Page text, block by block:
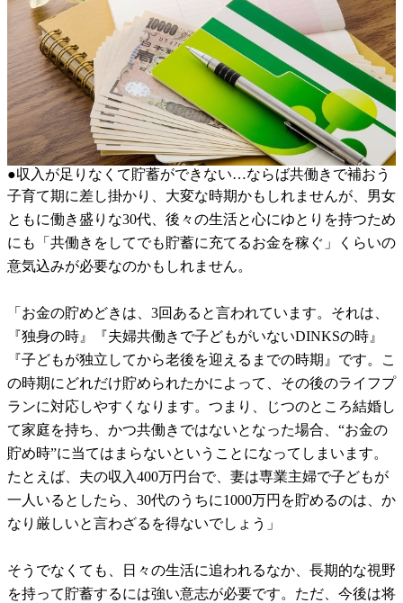
●収入が足りなくて貯蓄ができない…ならば共働きで補おう
子育て期に差し掛かり、大変な時期かもしれませんが、男女
ともに働き盛りな30代、後々の生活と心にゆとりを持つため
にも「共働きをしてでも貯蓄に充てるお金を稼ぐ」くらいの
意気込みが必要なのかもしれません。
「お金の貯めどきは、3回あると言われています。それは、
『独身の時』『夫婦共働きで子どもがいないDINKSの時』
『子どもが独立してから老後を迎えるまでの時期』です。こ
の時期にどれだけ貯められたかによって、その後のライフプ
ランに対応しやすくなります。つまり、じつのところ結婚し
て家庭を持ち、かつ共働きではないとなった場合、“お金の
貯め時”に当てはまらないということになってしまいます。
たとえば、夫の収入400万円台で、妻は専業主婦で子どもが
一人いるとしたら、30代のうちに1000万円を貯めるのは、か
なり厳しいと言わざるを得ないでしょう」
そうでなくても、日々の生活に追われるなか、長期的な視野
を持って貯蓄するには強い意志が必要です。ただ、今後は将